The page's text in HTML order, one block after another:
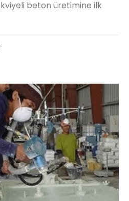
beton üretimine ilk